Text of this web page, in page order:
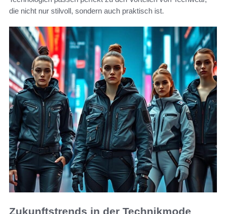
die nicht nur stilvoll, sondern auch praktisch ist.
Zukunftstrends in der Technikmode